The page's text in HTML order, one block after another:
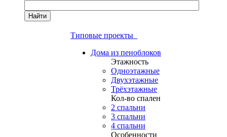
Найти
Типовые проекты
Дома из пеноблоков
Этажность
Одноэтажные
Двухэтажные
Трёхэтажные
Кол-во спален
2 спальни
3 спальни
4 спальни
Особенности